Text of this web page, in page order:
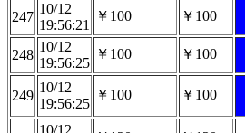
247
10/12
19:56:21
￥100 ￥100
248
10/12
19:56:25
￥100 ￥100
249
10/12
19:56:25
￥100 ￥100
10/12